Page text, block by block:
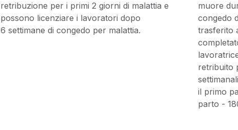
retribuzione per i primi 2 giorni di malattia e
possono licenziare i lavoratori dopo
6 settimane di congedo per malattia.
muore
congedo
trasferito
retribuito
il primo
parto -